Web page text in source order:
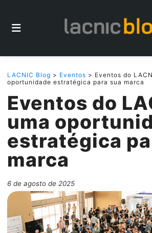
LACNIC Blog > Eventos > Eventos do
oportunidade estratégica para sua marca
Eventos do
uma
estratégica
marca
6 de agosto de 2025